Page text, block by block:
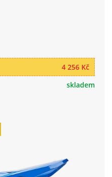
4 256 Kč
skladem